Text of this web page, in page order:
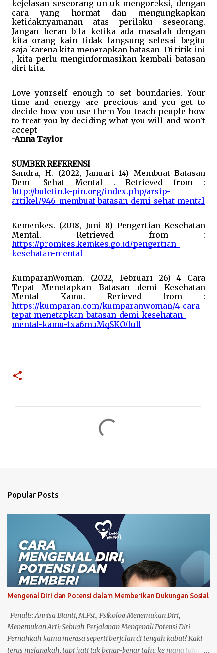
kejelasan seseorang untuk mengoreksi, dengan
cara yang hormat dan mengungkapkan
ketidaknyamanan atas perilaku seseorang.
Jangan heran bila ketika ada masalah dengan
kita orang kain tidak langsung selesai begitu
saja karena kita menerapkan batasan. Di titik ini
, kita perlu menginformasikan kembali batasan
diri kita.
Love yourself enough to set boundaries. Your
time and energy are precious and you get to
decide how you use them You teach people how
to treat you by deciding what you will and won’t
accept
-Anna Taylor
SUMBER REFERENSI
Sandra, H. (2022, Januari 14) Membuat Batasan
http://buletin.k-pin.org/index.php/arsip-
artikel/946-membuat-batasan-demi-sehat-mental
Kemenkes. (2018, Juni 8) Pengertian Kesehatan
https://promkes.kemkes.go.id/pengertian-
kesehatan-mental
KumparanWoman. (2022, Februari 26) 4 Cara
Tepat Menetapkan Batasan demi Kesehatan
https://kumparan.com/kumparanwoman/4-cara-
tepat-menetapkan-batasan-demi-kesehatan-
mental-kamu-1xa6muMqSKO/full
Popular Posts
Mengenal Diri dan Potensi dalam Memberikan Dukungan Sosial
Penulis: Annisa Bianti, M.Psi., Psikolog Menemukan Diri,
Menemukan Arti: Sebuah Perjalanan Mengenali Potensi Diri
Pernahkah kamu merasa seperti berjalan di tengah kabut? Kaki
terus melangkah, tapi hati tak benar-benar tahu ke mana tujuan.